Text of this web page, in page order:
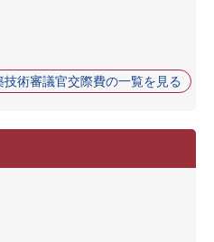
技術審議官交際費の一覧を見る